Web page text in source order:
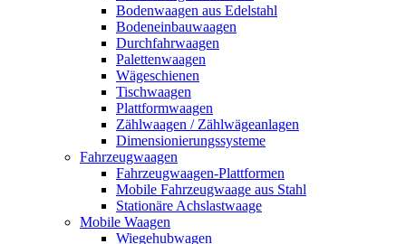
Bodenwaagen aus Edelstahl
Bodeneinbauwaagen
Durchfahrwaagen
Palettenwaagen
Wägeschienen
Tischwaagen
Plattformwaagen
Zählwaagen / Zählwägeanlagen
Dimensionierungssysteme
Fahrzeugwaagen
Fahrzeugwaagen-Plattformen
Mobile Fahrzeugwaage aus Stahl
Stationäre Achslastwaage
Mobile Waagen
Wiegehubwagen